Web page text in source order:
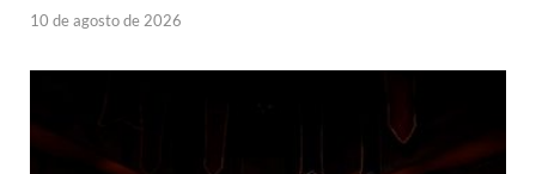
10 de agosto de 2026